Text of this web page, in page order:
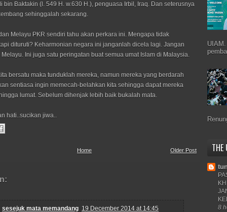
bin Baktakin (l. 549 H. w.630 H.), penguasa Irbil, Iraq. Dan seterusnya
sehinggalah sekarang.
Melayu PKR sendiri tahu akan perkara ini. Mengapa tidak
dituruti? Keharmonian negara ini janganlah dicela lagi. Jangan
Ini juga satu peringatan buat semua umat Islam di Malaysia.
bersatu maka tunduklah mereka, namun mereka yang berdarah
sentiasa ingin memecah-belahkan kita sehingga dapat mereka
lumat. Sebelum dihenjak lebih baik bukalah mata.
hati..sucikan jiwa..
Older Post
Home
sesejuk mata memandang 19 December 2014 at 14:45
THE
8